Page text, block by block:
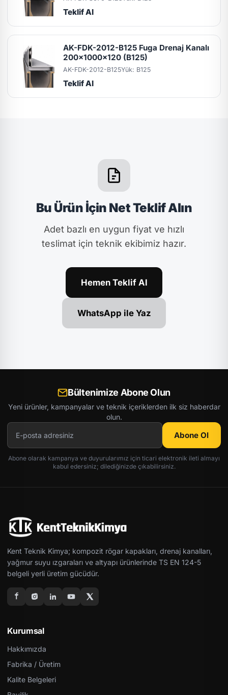
Teklif Al
AK-FDK-2012-B125 Fuga Drenaj Kanalı
200x1000x120 (B125)
AK-FDK-2012-B125Yük: B125
Teklif Al
Bu Ürün İçin Net Teklif Alın
Adet bazlı en uygun fiyat ve hızlı
teslimat için teknik ekibimiz hazır.
Hemen Teklif Al
WhatsApp ile Yaz
Bültenimize Abone Olun
Yeni ürünler, kampanyalar ve teknik içeriklerden ilk siz haberdar
olun.
Abone Ol
Abone olarak kampanya ve duyurularımız için ticari elektronik ileti almayı
kabul edersiniz; dilediğinizde çıkabilirsiniz.
Kent Teknik Kimya; kompozit rögar kapakları, drenaj kanalları,
yağmur suyu ızgaraları ve altyapı ürünlerinde TS EN 124-5
belgeli yerli üretim gücüdür.
Kurumsal
Hakkımızda
Fabrika / Üretim
Kalite Belgeleri